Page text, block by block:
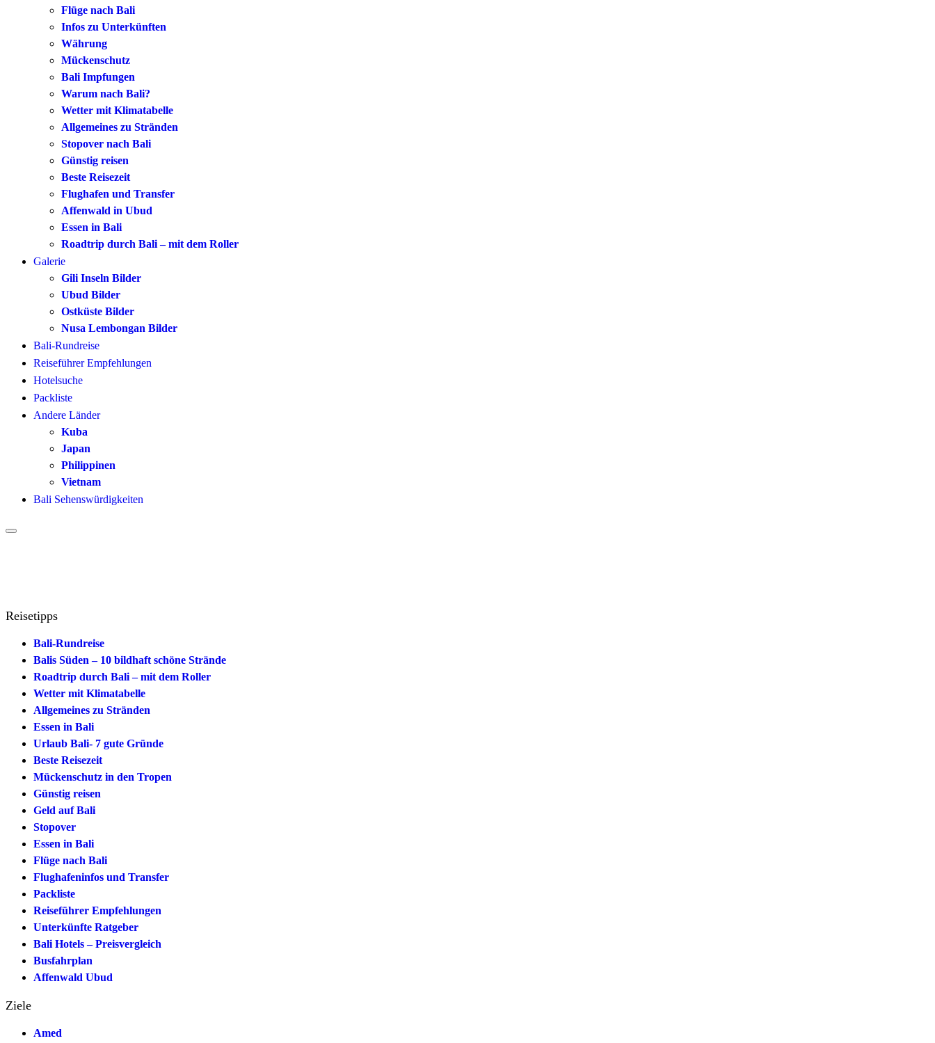
Flüge nach Bali
Infos zu Unterkünften
Währung
Mückenschutz
Bali Impfungen
Warum nach Bali?
Wetter mit Klimatabelle
Allgemeines zu Stränden
Stopover nach Bali
Günstig reisen
Beste Reisezeit
Flughafen und Transfer
Affenwald in Ubud
Essen in Bali
Roadtrip durch Bali – mit dem Roller
Galerie
Gili Inseln Bilder
Ubud Bilder
Ostküste Bilder
Nusa Lembongan Bilder
Bali-Rundreise
Reiseführer Empfehlungen
Hotelsuche
Packliste
Andere Länder
Kuba
Japan
Philippinen
Vietnam
Bali Sehenswürdigkeiten
Reisetipps
Bali-Rundreise
Balis Süden – 10 bildhaft schöne Strände
Roadtrip durch Bali – mit dem Roller
Wetter mit Klimatabelle
Allgemeines zu Stränden
Essen in Bali
Urlaub Bali- 7 gute Gründe
Beste Reisezeit
Mückenschutz in den Tropen
Günstig reisen
Geld auf Bali
Stopover
Essen in Bali
Flüge nach Bali
Flughafeninfos und Transfer
Packliste
Reiseführer Empfehlungen
Unterkünfte Ratgeber
Bali Hotels – Preisvergleich
Busfahrplan
Affenwald Ubud
Ziele
Amed